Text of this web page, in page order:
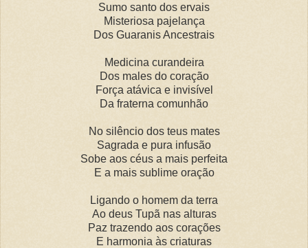
Sumo santo dos ervais
Misteriosa pajelança
Dos Guaranis Ancestrais
Medicina curandeira
Dos males do coração
Força atávica e invisível
Da fraterna comunhão
No silêncio dos teus mates
Sagrada e pura infusão
Sobe aos céus a mais perfeita
E a mais sublime oração
Ligando o homem da terra
Ao deus Tupã nas alturas
Paz trazendo aos corações
E harmonia às criaturas